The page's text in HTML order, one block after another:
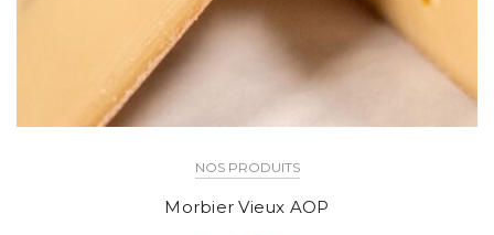
NOS PRODUITS
Morbier Vieux AOP